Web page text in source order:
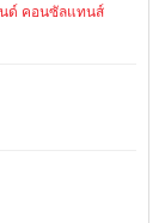
ด์ คอนซัลแทนส์